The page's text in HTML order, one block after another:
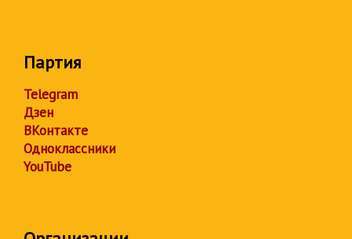
Партия
Telegram
Дзен
ВКонтакте
Одноклассники
YouTube